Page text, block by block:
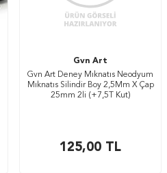
Gvn Art
Gvn Art Deney Mıknatıs Neodyum
Mıknatıs Silindir Boy 2,5Mm X Çap
25mm 2li (+7,5T Kut)
125,00 TL